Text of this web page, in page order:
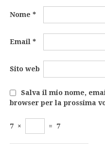
Nome *
Email *
Sito web
Salva il mio nome,
browser per la prossima
7 × = 7